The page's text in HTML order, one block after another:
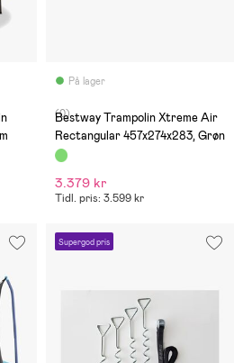
På lager
(0)
Bestway Trampolin Xtreme Air
Rectangular 457x274x283, Grøn
3.379 kr
Tidl. pris: 3.599 kr
Supergod pris